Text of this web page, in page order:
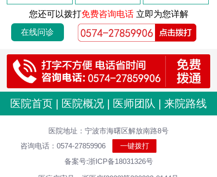
导致包皮龟头炎原因 2026-08-03
前列腺肥大如何调理 2026-08-03
前列腺肥大什么原因 2026-08-03
前列腺炎的病因是什么 2026-08-03
前列腺的症状是怎样的 2026-08-03
男性尿道炎发病原因分析
尿道炎症状 男性怎么治疗
男性尿道炎会有什么原因
急性尿道炎持续多久
男性尿道炎怎么好
您还可以拨打免费咨询电话立即为您详解
在线问诊
医院首页 | 医院概况 | 医师团队 | 来院路线
医院地址：宁波市海曙区解放南路8号
咨询电话：0574-27859906
一键拨打
备案号:浙ICP备18031326号